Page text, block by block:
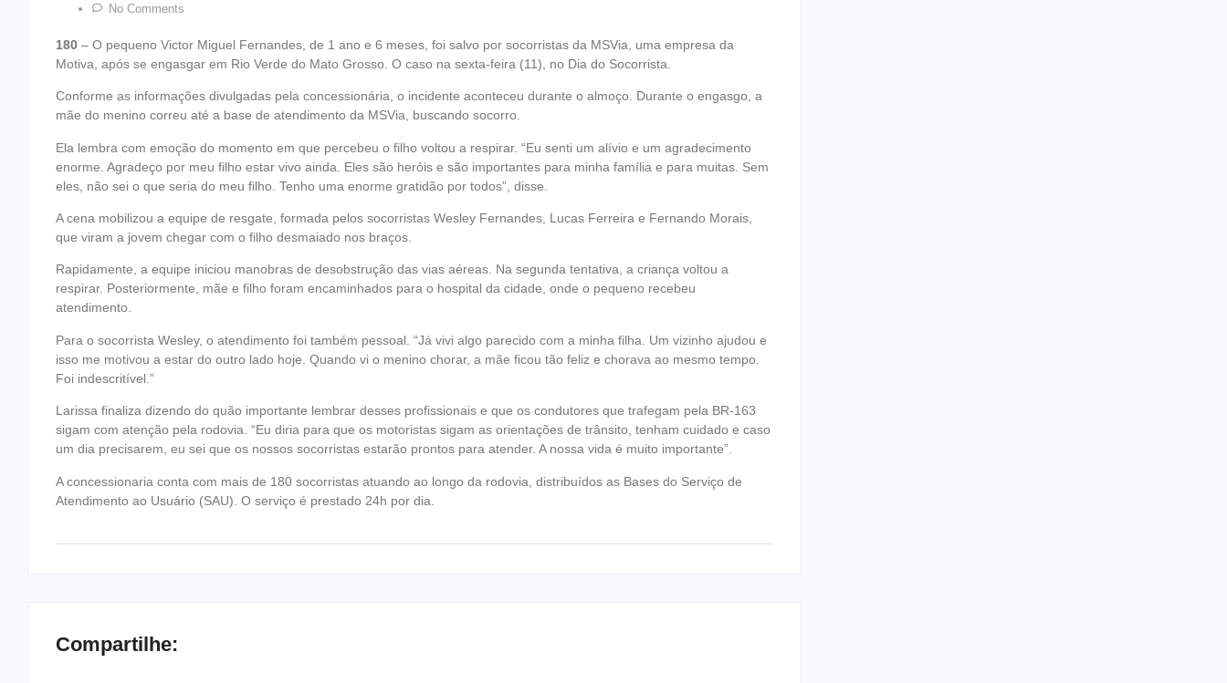
No Comments
180 – O pequeno Victor Miguel Fernandes, de 1 ano e 6 meses, foi salvo por socorristas da MSVia, uma empresa da
Motiva, após se engasgar em Rio Verde do Mato Grosso. O caso na sexta-feira (11), no Dia do Socorrista.
Conforme as informações divulgadas pela concessionária, o incidente aconteceu durante o almoço. Durante o engasgo, a
mãe do menino correu até a base de atendimento da MSVia, buscando socorro.
Ela lembra com emoção do momento em que percebeu o filho voltou a respirar. “Eu senti um alívio e um agradecimento
enorme. Agradeço por meu filho estar vivo ainda. Eles são heróis e são importantes para minha família e para muitas. Sem
eles, não sei o que seria do meu filho. Tenho uma enorme gratidão por todos”, disse.
A cena mobilizou a equipe de resgate, formada pelos socorristas Wesley Fernandes, Lucas Ferreira e Fernando Morais,
que viram a jovem chegar com o filho desmaiado nos braços.
Rapidamente, a equipe iniciou manobras de desobstrução das vias aéreas. Na segunda tentativa, a criança voltou a
respirar. Posteriormente, mãe e filho foram encaminhados para o hospital da cidade, onde o pequeno recebeu
atendimento.
Para o socorrista Wesley, o atendimento foi também pessoal. “Já vivi algo parecido com a minha filha. Um vizinho ajudou e
isso me motivou a estar do outro lado hoje. Quando vi o menino chorar, a mãe ficou tão feliz e chorava ao mesmo tempo.
Foi indescritível.”
Larissa finaliza dizendo do quão importante lembrar desses profissionais e que os condutores que trafegam pela BR-163
sigam com atenção pela rodovia. “Eu diria para que os motoristas sigam as orientações de trânsito, tenham cuidado e caso
um dia precisarem, eu sei que os nossos socorristas estarão prontos para atender. A nossa vida é muito importante”.
A concessionaria conta com mais de 180 socorristas atuando ao longo da rodovia, distribuídos as Bases do Serviço de
Atendimento ao Usuário (SAU). O serviço é prestado 24h por dia.
Compartilhe: